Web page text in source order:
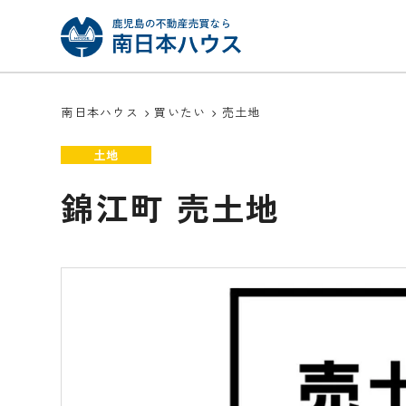
南日本ハウス 買いたい 売土地
土地
錦江町 売土地